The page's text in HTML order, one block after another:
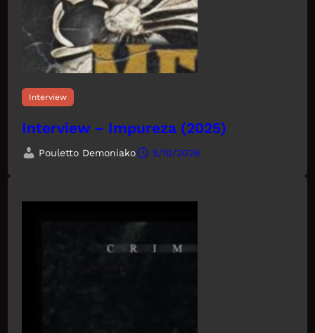
Interview
Interview – Impureza (2025)
Pouletto Demoniako 5/10/2026